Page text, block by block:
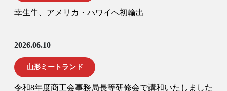
幸生牛、アメリカ・ハワイへ初輸出
2026.06.10
山形ミートランド
令和8年度商工会事務局長等研修会で講和いたしました